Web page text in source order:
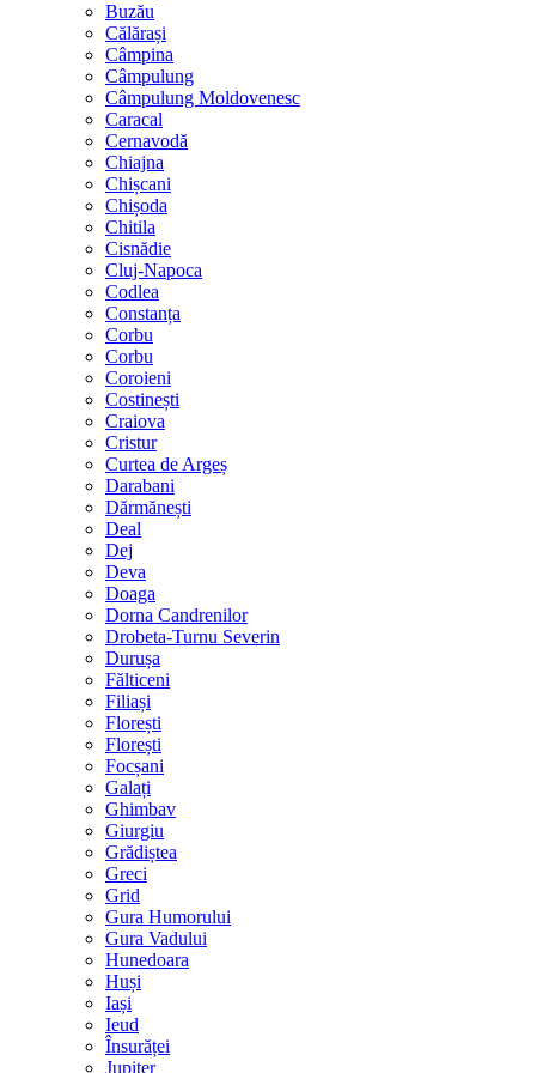
Buzău
Călărași
Câmpina
Câmpulung
Câmpulung Moldovenesc
Caracal
Cernavodă
Chiajna
Chișcani
Chișoda
Chitila
Cisnădie
Cluj-Napoca
Codlea
Constanța
Corbu
Corbu
Coroieni
Costinești
Craiova
Cristur
Curtea de Argeș
Darabani
Dărmănești
Deal
Dej
Deva
Doaga
Dorna Candrenilor
Drobeta-Turnu Severin
Durușa
Fălticeni
Filiași
Florești
Florești
Focșani
Galați
Ghimbav
Giurgiu
Grădiștea
Greci
Grid
Gura Humorului
Gura Vadului
Hunedoara
Huși
Iași
Ieud
Însurăței
Jupiter